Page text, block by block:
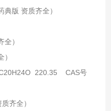
版 资质齐全）
）
220.35 CAS号
齐全）